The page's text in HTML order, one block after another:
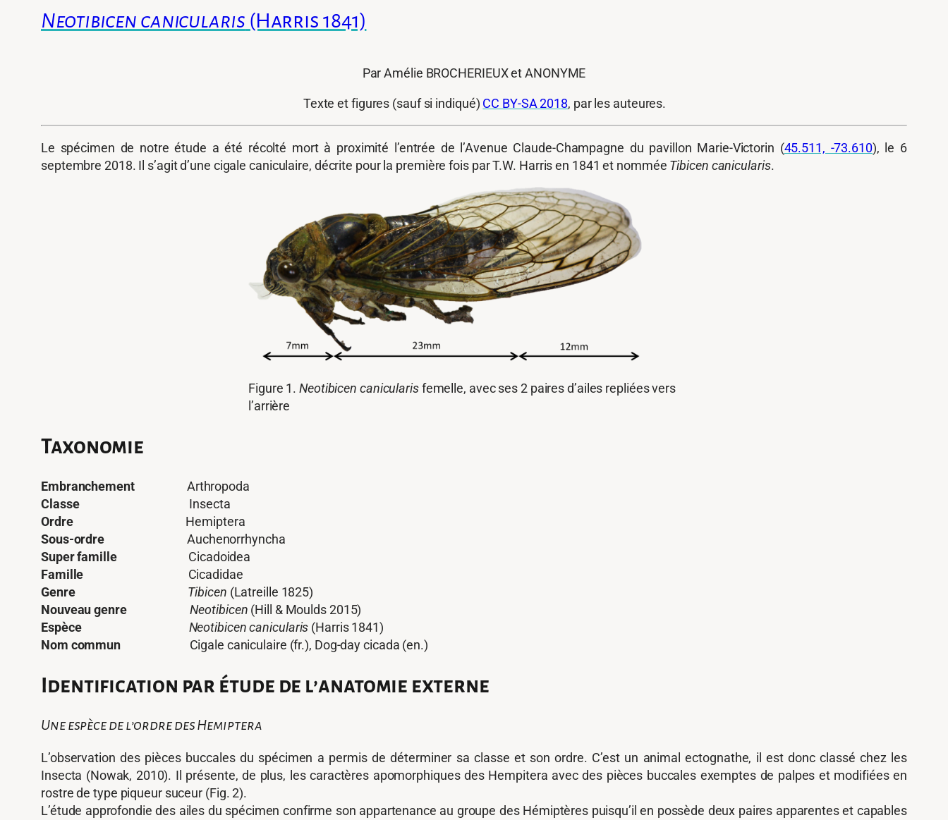
Neotibicen canicularis (Harris 1841)
Par Amélie BROCHERIEUX et ANONYME
Texte et figures (sauf si indiqué) CC BY-SA 2018, par les auteures.
Le spécimen de notre étude a été récolté mort à proximité l’entrée de l’Avenue Claude-Champagne du pavillon Marie-Victorin (45.511, -73.610), le 6
septembre 2018. Il s’agit d’une cigale caniculaire, décrite pour la première fois par T.W. Harris en 1841 et nommée Tibicen canicularis.
Figure 1. Neotibicen canicularisfemelle, avec ses 2 paires d’ailes repliées vers
l’arrière
Taxonomie
Embranchement
Arthropoda
Classe
Insecta
Ordre
Hemiptera
Sous-ordre
Auchenorrhyncha
Super famille
Cicadoidea
Famille
Cicadidae
Genre
Tibicen (Latreille 1825)
Nouveau genreNeotibicen (Hill & Moulds 2015)
Espèce
Neotibicencanicularis (Harris 1841)
Nom commun Cigale caniculaire (fr.), Dog-day cicada (en.)
Identification par étude de l’anatomie externe
Une espèce de l’ordre des Hemiptera
L’observation des pièces buccales du spécimen a permis de déterminer sa classe et son ordre. C’est un animal ectognathe, il est donc classé chez les
Insecta (Nowak, 2010). Il présente, de plus, les caractères apomorphiques des Hempitera avec des pièces buccales exemptes de palpes et modifiées en
rostre de type piqueur suceur (Fig. 2).
L’étude approfondie des ailes du spécimen confirme son appartenance au groupe des Hémiptères puisqu’il en possède deux paires apparentes et capables